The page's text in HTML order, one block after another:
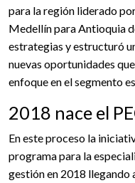
para la región liderado
Medellín para Antioquia
estrategias y estructuró
nuevas oportunidades
enfoque en el segmento
2018 nace el
En este proceso la
programa para la
gestión en 2018 llegando